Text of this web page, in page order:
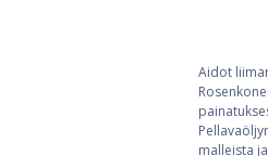
Aidot
malleista